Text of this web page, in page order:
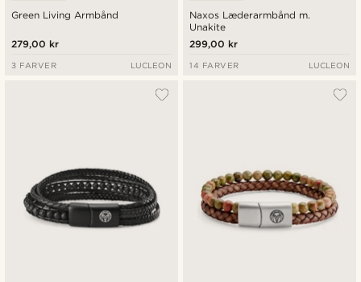
Green Living Armbånd
279,00 kr
3 FARVER LUCLEON
Naxos Læderarmbånd m.
Unakite
299,00 kr
14 FARVER LUCLEON